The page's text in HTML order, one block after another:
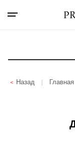
Назад Главная